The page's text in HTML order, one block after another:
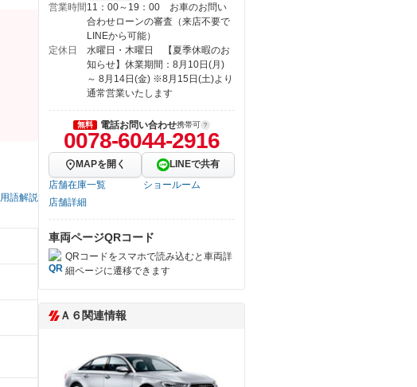
用語解説
営業時間11：00～19：00 お車のお問い
合わせローンの審査（来店不要で
LINEから可能）
定休日
水曜日・木曜日 【夏季休暇のお
知らせ】休業期間：8月10日(月)
～ 8月14日(金) ※8月15日(土)より
通常営業いたします
無料 電話お問い合わせ携帯可
0078-6044-2916
MAPを開く
LINEで共有
店舗在庫一覧
ショールーム
店舗詳細
車両ページQRコード
QRコードをスマホで読み込むと車両詳
細ページに遷移できます
Ａ６関連情報